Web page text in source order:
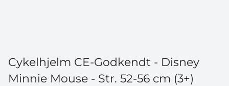
Cykelhjelm CE-Godkendt - Disney
Minnie Mouse - Str. 52-56 cm (3+)